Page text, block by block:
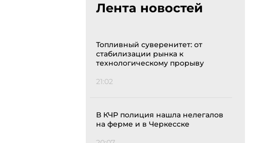
Лента новостей
Топливный суверенитет: от
стабилизации рынка к
технологическому прорыву
21:02
В КЧР полиция нашла нелегалов
на ферме и в Черкесске